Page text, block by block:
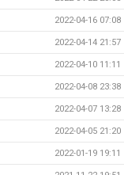
2022-04-16 07:08
2022-04-14 21:57
2022-04-10 11:11
2022-04-08 23:38
2022-04-07 13:28
2022-04-05 21:20
2022-01-19 19:11